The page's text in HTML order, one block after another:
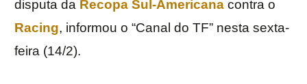
disputa da Recopa Sul-Americana contra o
Racing, informou o “Canal do TF” nesta sexta-
feira (14/2).